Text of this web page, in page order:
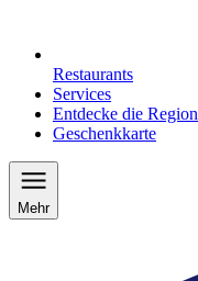
Restaurants
Services
Entdecke die Region
Geschenkkarte
Mehr